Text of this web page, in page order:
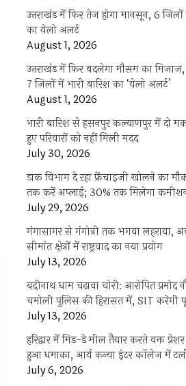
उत्तराखंड में फिर तेज होगा मानसून, 6 जिलों
का येलो अलर्ट
August 1, 2026
उत्तराखंड में फिर बदलेगा मौसम का
7 जिलों में भारी बारिश का ‘येलो अलर्ट’
August 1, 2026
भारी बारिश से हसनपुर कल्याणपुर में दो
हुए परिवारों को नहीं मिली मदद
July 30, 2026
डाक विभाग दे रहा फ्रेंचाइजी खोलने का
तक करें अप्लाई; 30% तक मिलेगा
July 29, 2026
गंगासागर से गंगोत्री तक भगवा लहराया,
सीमांत क्षेत्रों में राष्ट्रवाद का नया प्रयोग
July 13, 2026
बद्रीनाथ धाम चढ़ावा चोरी: आरोपित प्रमोद
चमोली पुलिस की हिरासत में, SIT करेगी
July 13, 2026
हरिद्वार में मिड-डे मील तैयार करते वक्त
हुआ धमाका, आर्य कन्या इंटर कॉलेज में
July 6, 2026